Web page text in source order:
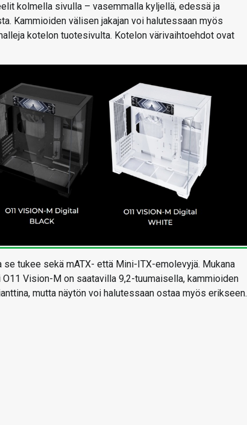
kolmella sivulla – vasemmalla kyljellä, edessä ja
Kammioiden välisen jakajan voi halutessaan myös
kotelon tuotesivulta. Kotelon värivaihtoehdot ovat
tukee sekä mATX- että Mini-ITX-emolevyjä. Mukana
Vision-M on saatavilla 9,2-tuumaisella, kammioiden
mutta näytön voi halutessaan ostaa myös erikseen.